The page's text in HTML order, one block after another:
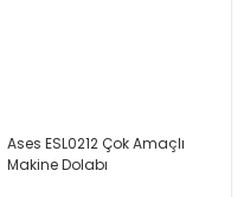
Ases ESL0212 Çok Amaçlı
Makine Dolabı